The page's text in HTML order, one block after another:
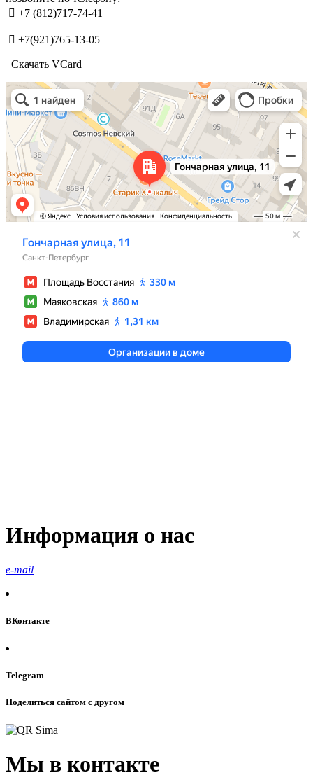
 +7 (812)717-74-41
 +7(921)765-13-05
Скачать VCard
Санкт‑Петербург
Гончарная улица, 11 — Яндекс.Карты
Информация о нас
e-mail
ВКонтакте
Telegram
Поделиться сайтом с другом
Мы в контакте